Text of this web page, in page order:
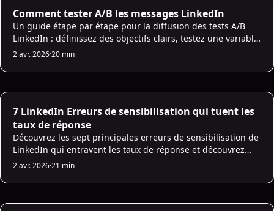
AI Prospecting
Comment tester A/B les messages LinkedIn
Un guide étape par étape pour la diffusion des tests A/B
LinkedIn : définissez des objectifs clairs, testez une variable,
suivez les taux de réponse et d'acceptation et faites évoluer
2 avr. 2026·20 min
AI Prospecting
7 LinkedIn Erreurs de sensibilisation qui tuent les
taux de réponse
Découvrez les sept principales erreurs de sensibilisation de
LinkedIn qui entravent les taux de réponse et découvrez
comment affiner votre approche pour un meilleur
2 avr. 2026·21 min